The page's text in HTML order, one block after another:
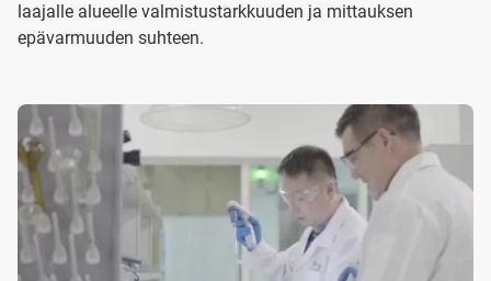
laajalle alueelle valmistustarkkuuden ja mittauksen
epävarmuuden suhteen.